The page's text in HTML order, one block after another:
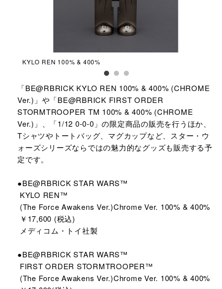
KYLO REN 100% & 400%
「BE@RBRICK KYLO REN 100% & 400% (CHROME
Ver.)」や「BE@RBRICK FIRST ORDER
STORMTROOPER TM 100% & 400% (CHROME
Ver.)」、「1/12 0-0-0」の限定商品の販売を行うほか、
Tシャツやトートバッグ、マグカップなど、スター・ウ
ォーズシリーズならではの魅力的なグッズも販売する予
定です。
●BE@RBRICK STAR WARS™
KYLO REN™
(The Force Awakens Ver.)Chrome Ver. 100% & 400%
￥17,600 (税込)
メディコム・トイ社製
●BE@RBRICK STAR WARS™
FIRST ORDER STORMTROOPER™
(The Force Awakens Ver.)Chrome Ver. 100% & 400%